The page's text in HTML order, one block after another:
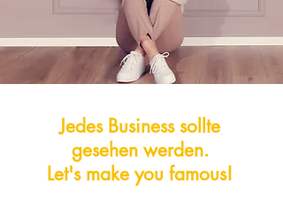
Jedes Business sollte
gesehen werden.
Let's make you famous!